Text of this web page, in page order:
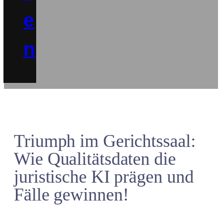
e
n
Triumph im Gerichtssaal:
Wie Qualitätsdaten die
juristische KI prägen und
Fälle gewinnen!